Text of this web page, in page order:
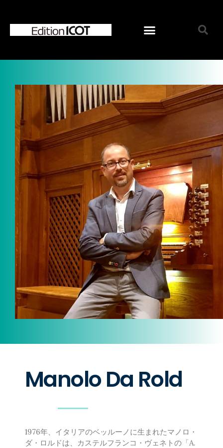
オンラインショップ
ジャンルで選ぶ
混声合唱曲
女声合唱曲
児童合唱曲
ソロ／重唱曲
CD
シリーズで選ぶ
ICOT Choral Selection
Ko Matsushita Choral Series
ICOT Masterpiece Selection
TICC NewSounds Lab.
松下耕と世界〜今を生きる作曲家
の群像コンサート関連商品
作曲者
日本の作曲者
相澤直人
魚路恭子
高嶋みどり
田中達也
なかにしあかね
新実徳英
Manolo Da Rold
1976年、イタリアのベッルーノに生まれたマノロ・
ダ・ロルドは、カステルフランコ・ヴェネトの「A.